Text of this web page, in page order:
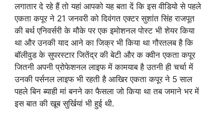
लगातार दे रहे हैं तो यहां आपको यह बता दें कि इस वीडियो से पहले
एकता कपूर ने 21 जनवरी को दिवंगत एक्टर सुशांत सिंह राजपूत
की बर्थ एनिवर्सरी के मौके पर एक इमोशनल पोस्ट भी शेयर किया
था और उनकी याद आने का जिक्र भी किया था गौरतलब है कि
बॉलीवुड के सुपरस्टार जितेंद्र की बेटी और क क्वीन एकता कपूर
जितनी अपनी प्रोफेशनल लाइफ में कामयाब है उतनी ही चर्चा में
उनकी पर्सनल लाइफ भी रहती है आखिर एकता कपूर ने 5 साल
पहले बिन ब्याही मां बनने का फैसला जो किया था तब जमाने भर में
इस बात की खूब सुर्खियां भी हुई थी.